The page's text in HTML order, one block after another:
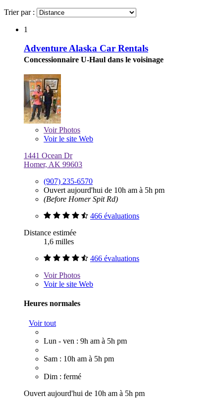
Trier par :
1
Adventure Alaska Car Rentals
Concessionnaire U-Haul dans le voisinage
VoirPhotos
Voir le site Web
1441 Ocean Dr
Homer, AK 99603
(907) 235-6570
Ouvert aujourd'hui de 10h am à 5h pm
(Before Homer Spit Rd)
466 évaluations
Distance estimée
1,6 milles
466 évaluations
VoirPhotos
Voir le site Web
Heures normales
Voir tout
Lun - ven : 9h am à 5h pm
Sam : 10h am à 5h pm
Dim : fermé
Ouvert aujourd'hui de 10h am à 5h pm